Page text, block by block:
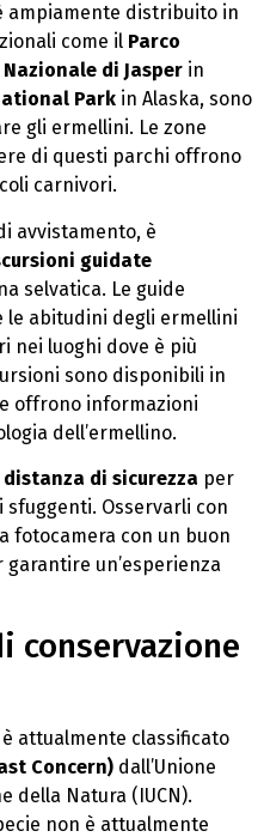
ampiamente distribuito in
come il Parco
Nazionale di Jasper in
Park in Alaska, sono
gli ermellini. Le zone
di questi parchi offrono
carnivori.
avvistamento, è
guidate
selvatica. Le guide
le abitudini degli ermellini
nei luoghi dove è più
sono disponibili in
offrono informazioni
dell’ermellino.
distanza di sicurezza per
Osservarli con
fotocamera con un buon
un’esperienza
conservazione
è attualmente classificato
Concern) dall’Unione
della Natura (IUCN).
non è attualmente